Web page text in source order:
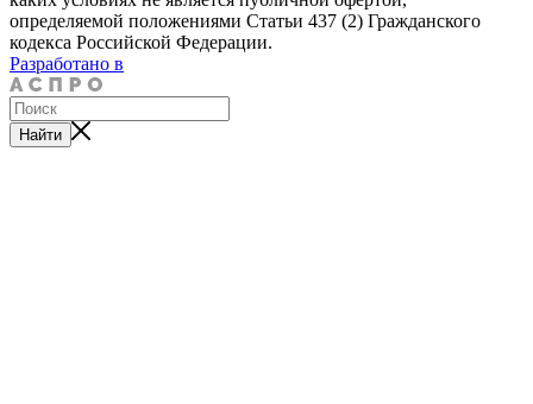
определяемой положениями Статьи 437 (2) Гражданского
кодекса Российской Федерации.
Разработано в
Найти